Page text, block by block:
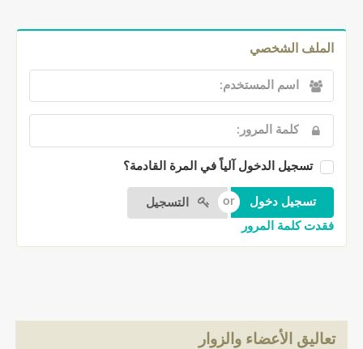
الملف الشخصي
تسجيل الدخول آلياً في المرة القادمة؟
التسجيل
فقدت كلمة المرور
تعاليق الأعضاء والزوار